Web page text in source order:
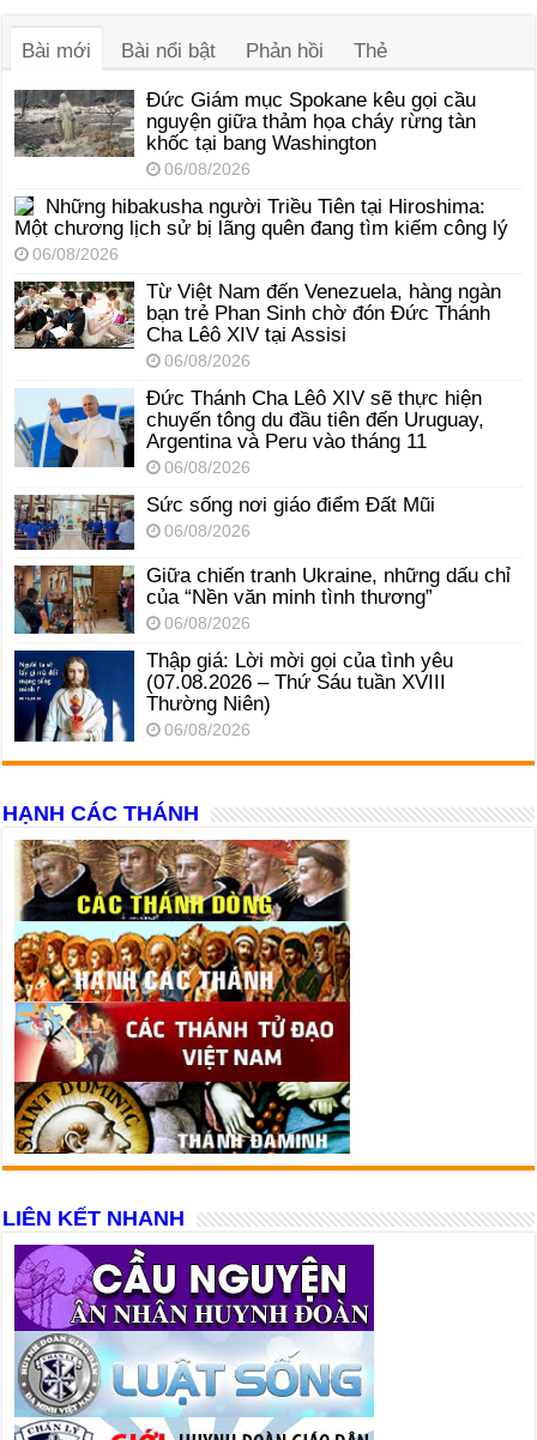
Bài mới
Bài nổi bật Phản hồi Thẻ
Đức Giám mục Spokane kêu gọi cầu
nguyện giữa thảm họa cháy rừng tàn
khốc tại bang Washington
06/08/2026
Những hibakusha người Triều Tiên tại Hiroshima:
Một chương lịch sử bị lãng quên đang tìm kiếm công lý
06/08/2026
Từ Việt Nam đến Venezuela, hàng ngàn
bạn trẻ Phan Sinh chờ đón Đức Thánh
Cha Lêô XIV tại Assisi
06/08/2026
Đức Thánh Cha Lêô XIV sẽ thực hiện
chuyến tông du đầu tiên đến Uruguay,
Argentina và Peru vào tháng 11
06/08/2026
Sức sống nơi giáo điểm Đất Mũi
06/08/2026
Giữa chiến tranh Ukraine, những dấu chỉ
của “Nền văn minh tình thương”
06/08/2026
Thập giá: Lời mời gọi của tình yêu
(07.08.2026 – Thứ Sáu tuần XVIII
Thường Niên)
06/08/2026
HẠNH CÁC THÁNH
LIÊN KẾT NHANH